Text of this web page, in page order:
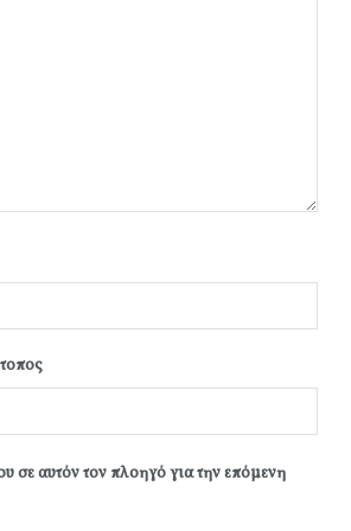
σε αυτόν τον πλοηγό για την επόμενη